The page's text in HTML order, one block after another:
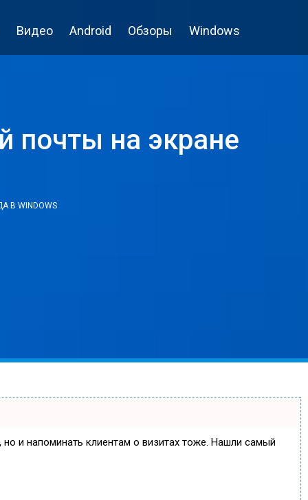
Видео Android Обзоры Windows
почты на экране
WINDOWS
но и напоминать клиентам о визитах тоже. Нашли самый